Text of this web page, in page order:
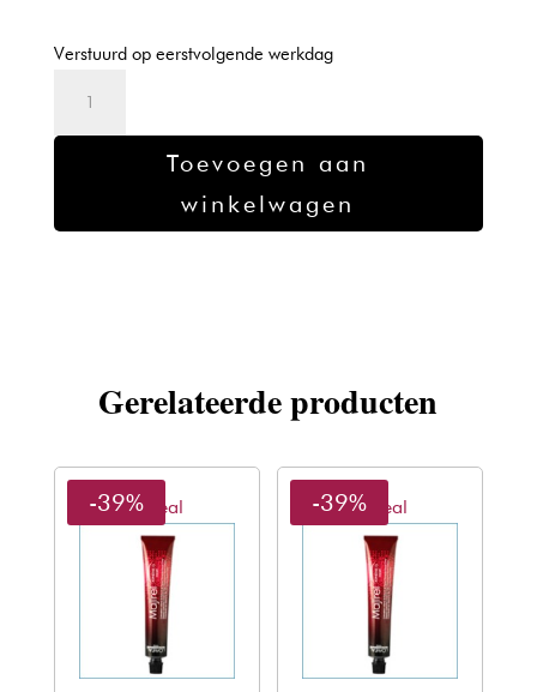
was:
€20,50.
is:
€12,40.
Verstuurd op eerstvolgende werkdag
Toevoegen aan
winkelwagen
Gerelateerde producten
L'oreal
-39% L'oreal
-39%